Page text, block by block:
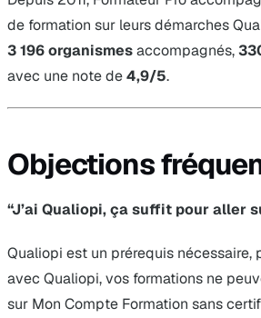
de formation sur leurs démarches
3 196 organismesaccompagnés,
avec une note de4,9/5.
Objections
“J’ai Qualiopi, ça suffit pour aller
Qualiopi est un prérequis nécessaire,
avec Qualiopi, vos formations ne
sur Mon Compte Formation sans